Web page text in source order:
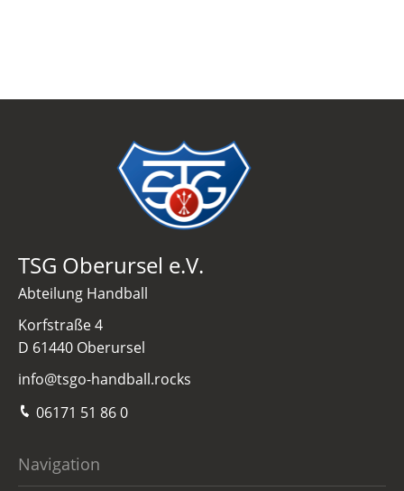
TSG Oberursel e.V.
Abteilung Handball
Korfstraße 4
D 61440 Oberursel
info@tsgo-handball.rocks
06171 51 86 0
Navigation